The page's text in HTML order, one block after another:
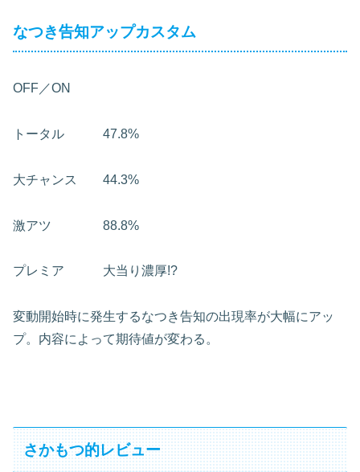
なつき告知アップカスタム
OFF／ON
トータル 47.8%
大チャンス 44.3%
激アツ 88.8%
プレミア 大当り濃厚!?
変動開始時に発生するなつき告知の出現率が大幅にアッ
プ。内容によって期待値が変わる。
さかもつ的レビュー